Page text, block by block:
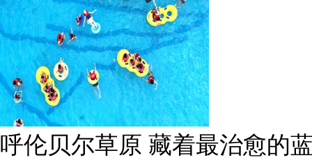
呼伦贝尔草原 藏着最治愈的